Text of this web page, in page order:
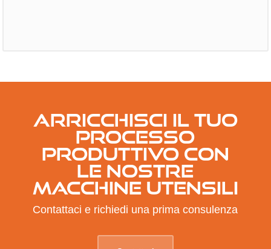
ARRICCHISCI IL TUO
PROCESSO
PRODUTTIVO CON
LE NOSTRE
MACCHINE UTENSILI
Contattaci e richiedi una prima consulenza